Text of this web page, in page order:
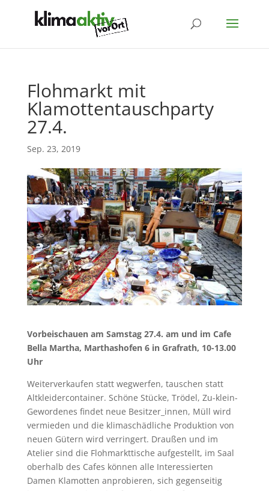
Flohmarkt mit
Klamottentauschparty
27.4.
Sep. 23, 2019
Vorbeischauen am Samstag 27.4. am und im Cafe
Bella Martha, Marthashofen 6 in Grafrath, 10-13.00
Uhr
Weiterverkaufen statt wegwerfen, tauschen statt
Altkleidercontainer. Schöne Stücke, Trödel, Zu-klein-
Gewordenes findet neue Besitzer_innen, Müll wird
vermieden und die klimaschädliche Produktion von
neuen Gütern wird verringert. Draußen und im
Atelier sind die Flohmarkttische aufgestellt, im Saal
oberhalb des Cafes können alle Interessierten
Damen Klamotten anprobieren, sich gegenseitig